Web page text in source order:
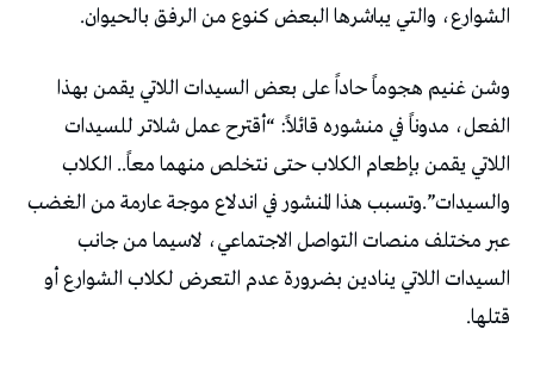
الشوارع، والتي يباشرها البعض كنوع من الرفق بالحيوان.
وشن غنيم هجوماً حاداً على بعض السيدات اللاتي يقمن بهذا
الفعل، مدوناً في منشوره قائلاً: “أقترح عمل شلاتر للسيدات
اللاتي يقمن بإطعام الكلاب حتى نتخلص منهما معاً.. الكلاب
والسيدات”.وتسبب هذا المنشور في اندلاع موجة عارمة من الغضب
عبر مختلف منصات التواصل الاجتماعي، لاسيما من جانب
السيدات اللاتي ينادين بضرورة عدم التعرض لكلاب الشوارع أو
قتلها.